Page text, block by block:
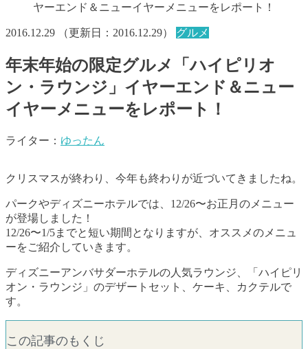
ヤーエンド＆ニューイヤーメニューをレポート！
2016.12.29 （更新日： 2016.12.29） グルメ
年末年始の限定グルメ「ハイピリオ
ン・ラウンジ」イヤーエンド＆ニュー
イヤーメニューをレポート！
ライター： ゆったん
クリスマスが終わり、今年も終わりが近づいてきましたね。
パークやディズニーホテルでは、12/26〜お正月のメニュー
が登場しました！
12/26〜1/5までと短い期間となりますが、オススメのメニュ
ーをご紹介していきます。
ディズニーアンバサダーホテルの人気ラウンジ、「ハイピリ
オン・ラウンジ」のデザートセット、ケーキ、カクテルで
す。
この記事のもくじ